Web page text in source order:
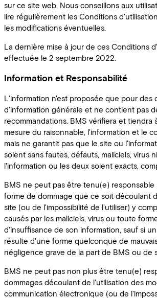
sur ce site web. Nous conseillons aux
lire régulièrement les Conditions
les modifications éventuelles.
La dernière mise à jour de ces Conditions
effectuée le 2 septembre 2022.
Information et Responsabilité
L'information n'est proposée que pour des
d'information générale et ne contient pas
recommandations. BMS vérifiera et tiendra
mesure du raisonnable, l'information et le
mais ne garantit pas que le site ou
soient sans fautes, défauts, maliciels, virus
l'information ou les deux soient exacts,
BMS ne peut pas être tenu(e)
forme de dommage que ce soit découlant
site (ou de l'impossibilité de l'utiliser) y
causés par les maliciels, virus ou toute
d'insuffisance de son information, sauf si
résulte d'une forme quelconque de
négligence grave de la part de BMS ou de
BMS ne peut pas non plus être tenu(e)
dommages découlant de l'utilisation des
communication électronique (ou de